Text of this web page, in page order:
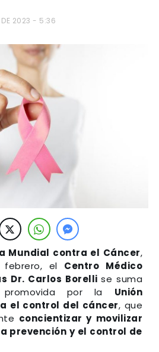
DE 2023 - 5:36
Mundial contra el Cáncer,
el Centro Médico
Dr. Carlos Borellise suma
por la Unión
el control del cáncer, que
concientizar y movilizar
prevención y el control de